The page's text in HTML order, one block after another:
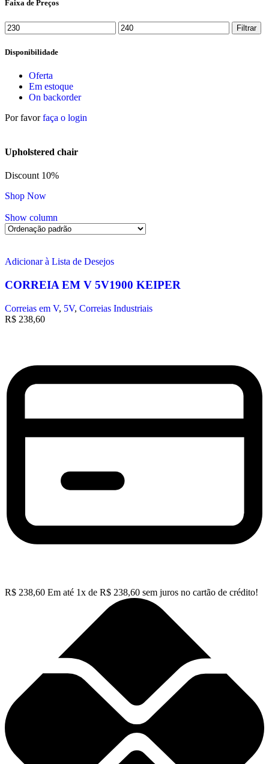
Faixa de Preços
Filtrar
Disponibilidade
Oferta
Em estoque
On backorder
Por favorfaça o login
Upholstered chair
Discount 10%
Shop Now
Show column
Adicionar à Lista de Desejos
CORREIA EM V 5V1900 KEIPER
Correias em V, 5V, Correias Industriais
R$ 238,60
R$ 238,60 Em até 1x de R$ 238,60 sem juros no cartão de crédito!